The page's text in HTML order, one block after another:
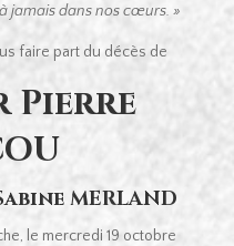
jamais dans nos cœurs. »
faire part du décès de
Pierre
MERLAND
le mercredi 19 octobre